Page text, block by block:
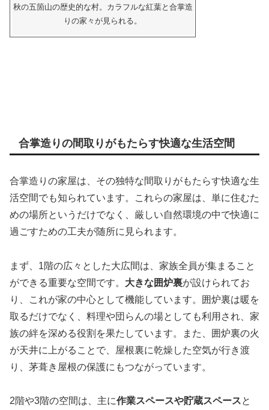
秋の五箇山の歴史的な村。カラフルな紅葉と合掌造
りの家々が見られる。
合掌造りの間取りがもたらす快適な生活空間
合掌造りの家屋は、その独特な間取りがもたらす快適な生
活空間でも知られています。これらの家屋は、単に住むた
めの場所というだけでなく、厳しい自然環境の中で快適に
過ごすための工夫が随所に見られます。
まず、1階の広々とした大広間は、家族全員が集まること
ができる重要な空間です。 大きな囲炉裏が設けられてお
り、これが家の中心として機能しています。囲炉裏は暖を
取るだけでなく、料理や団らんの場としても利用され、家
族の絆を深める役割を果たしています。また、囲炉裏の火
が天井に上がることで、屋根裏に乾燥した空気が行き渡
り、茅葺き屋根の保護にもつながっています。
2階や3階の空間は、主に作業スペースや貯蔵スペースと